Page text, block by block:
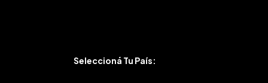
Seleccioná Tu País: